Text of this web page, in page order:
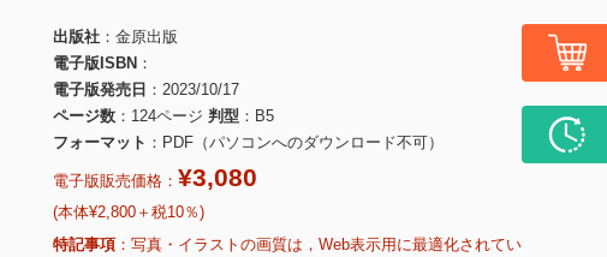
出版社
金原出版
電子版ISBN
電子版発売日
2023/10/17
ページ数
124ページ 判型
B5
フォーマット
PDF（パソコンへのダウンロード不可）
電子版販売価格： ¥3,080
(本体¥2,800＋税10％)
特記事項
写真・イラストの画質は，Web表示用に最適化されてい